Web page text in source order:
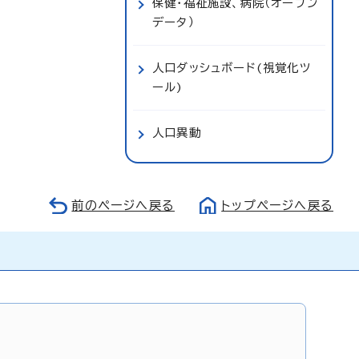
保健・福祉施設、病院（オープン
データ）
人口ダッシュボード(視覚化ツ
ール)
人口異動
前のページへ戻る トップページへ戻る